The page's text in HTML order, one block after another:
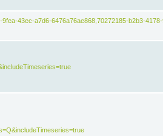
43ec-a7d6-6476a76ae868,70272185-b2b3-